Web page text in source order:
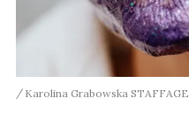
Karolina Grabowska STAFFAGE